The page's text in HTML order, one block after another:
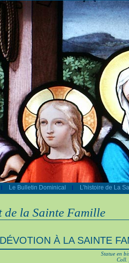
| Le Bulletin Dominical | L’histoire de La
de la Sainte Famille
À LA SAINTE
Statue en
Coll.